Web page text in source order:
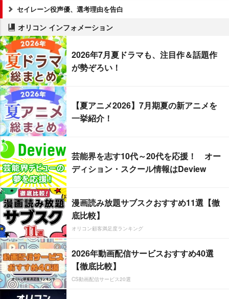
セイレーン役声優、選考理由を告白
オリコン インフォメーション
2026年7月夏ドラマも、注目作＆話題作
が勢ぞろい！
【夏アニメ2026】7月期夏の新アニメを
一挙紹介！
芸能界を志す10代～20代を応援！ オー
ディション・スクール情報はDeview
漫画読み放題サブスクおすすめ11選【徹
底比較】
オリコン顧客満足度ランキング
2026年動画配信サービスおすすめ40選
【徹底比較】
CS動画配信サービス20選